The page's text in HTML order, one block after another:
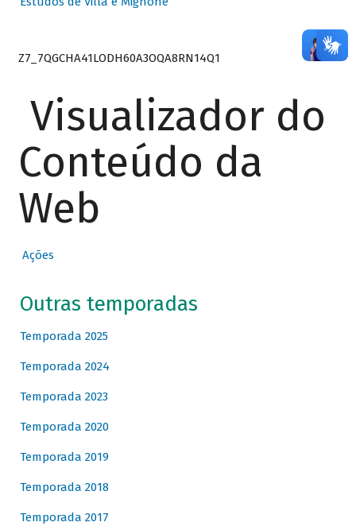
Z7_7QGCHA41LODH60A3OQA8RN14Q1
Visualizador do
Conteúdo da
Web
Ações
Outras temporadas
Temporada 2025
Temporada 2024
Temporada 2023
Temporada 2020
Temporada 2019
Temporada 2018
Temporada 2017